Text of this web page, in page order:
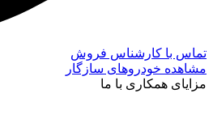
تماس با کارشناس فروش
مشاهده خودروهای سازگار
مزایای همکاری با ما